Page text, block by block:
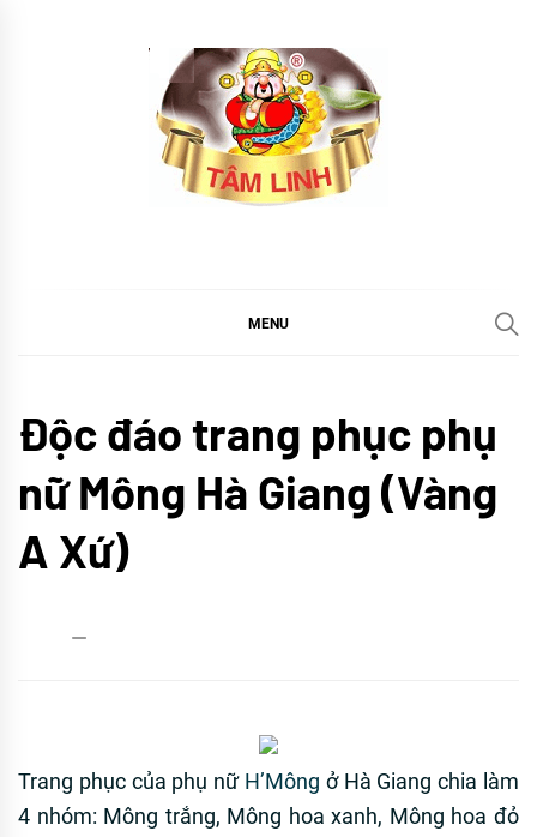
MENU
truyền
Khám
phá
Độc đáo trang phục phụ
nữ Mông Hà Giang (Vàng
A Xứ)
admin
Trang phục của phụ nữ H’Mông ở Hà Giang chia làm
4 nhóm: Mông trắng, Mông hoa xanh, Mông hoa đỏ